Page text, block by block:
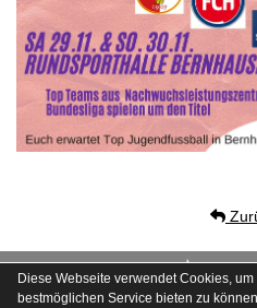
©
Diese Webseite verwendet Cookies, um
bestmöglichen Service bieten zu